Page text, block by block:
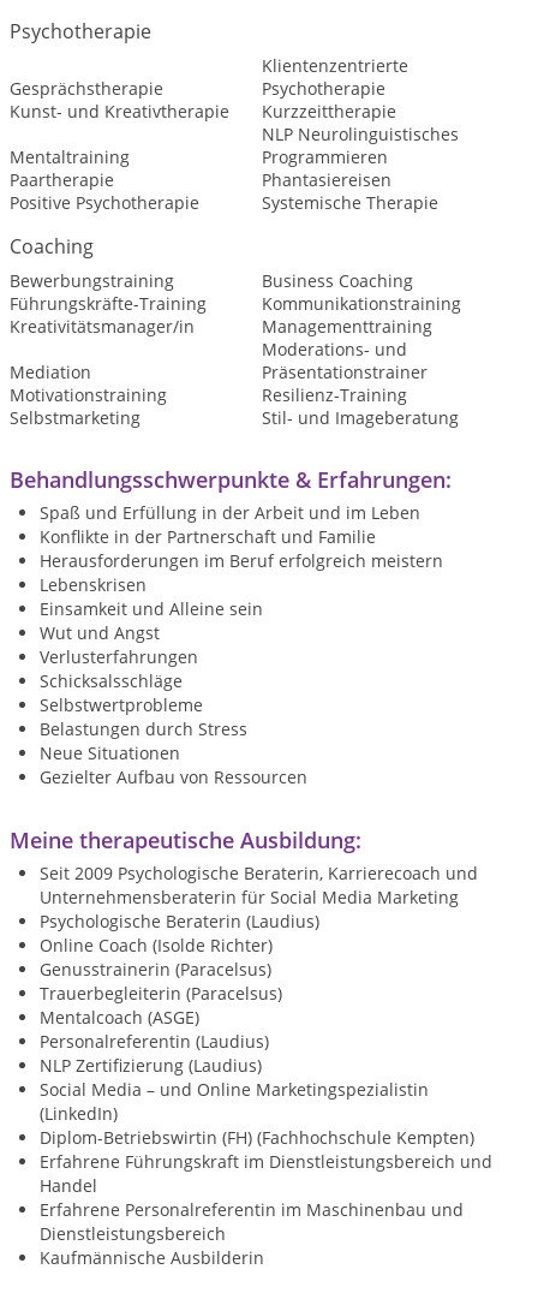
Psychotherapie
Gesprächstherapie
Klientenzentrierte
Psychotherapie
Kunst- und Kreativtherapie
Kurzzeittherapie
Mentaltraining
NLP Neurolinguistisches
Programmieren
Paartherapie
Phantasiereisen
Positive Psychotherapie
Systemische Therapie
Coaching
Bewerbungstraining
Business Coaching
Führungskräfte-Training
Kommunikationstraining
Kreativitätsmanager/in
Managementtraining
Mediation
Moderations- und
Präsentationstrainer
Motivationstraining
Resilienz-Training
Selbstmarketing
Stil- und Imageberatung
Behandlungsschwerpunkte & Erfahrungen:
Spaß und Erfüllung in der Arbeit und im Leben
Konflikte in der Partnerschaft und Familie
Herausforderungen im Beruf erfolgreich meistern
Lebenskrisen
Einsamkeit und Alleine sein
Wut und Angst
Verlusterfahrungen
Schicksalsschläge
Selbstwertprobleme
Belastungen durch Stress
Neue Situationen
Gezielter Aufbau von Ressourcen
Meine therapeutische Ausbildung:
Seit 2009 Psychologische Beraterin, Karrierecoach und
Unternehmensberaterin für Social Media Marketing
Psychologische Beraterin (Laudius)
Online Coach (Isolde Richter)
Genusstrainerin (Paracelsus)
Trauerbegleiterin (Paracelsus)
Mentalcoach (ASGE)
Personalreferentin (Laudius)
NLP Zertifizierung (Laudius)
Social Media – und Online Marketingspezialistin
(LinkedIn)
Diplom-Betriebswirtin (FH) (Fachhochschule Kempten)
Erfahrene Führungskraft im Dienstleistungsbereich und
Handel
Erfahrene Personalreferentin im Maschinenbau und
Dienstleistungsbereich
Kaufmännische Ausbilderin